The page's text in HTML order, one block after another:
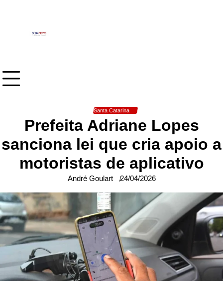
Santa Catarina
Prefeita Adriane Lopes
sanciona lei que cria apoio a
motoristas de aplicativo
André Goulart 24/04/2026